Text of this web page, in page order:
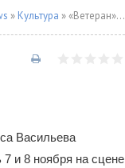
» Культура » «Ветеран» по одноименному рассказу Бориса Васильева в ШДИ
Васильева
7 и 8 ноября на сцене